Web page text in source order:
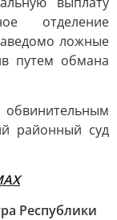
отделение
ложные
путем обмана
районный суд
Республики